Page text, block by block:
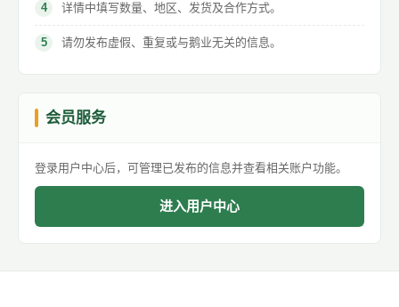
详情中填写数量、地区、发货及合作方式。
请勿发布虚假、重复或与鹅业无关的信息。
会员服务
登录用户中心后，可管理已发布的信息并查看相关账户功能。
进入用户中心